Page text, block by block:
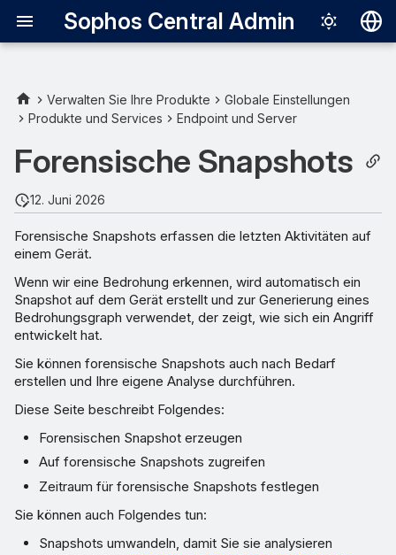
Sophos Central Admin
English
Français
Português
中文（繁體）
Verwalten Sie Ihre Produkte
Globale Einstellungen
Produkte und Services
Endpoint und Server
Forensische Snapshots
12. Juni 2026
Forensische Snapshots erfassen die letzten Aktivitäten auf
einem Gerät.
Wenn wir eine Bedrohung erkennen, wird automatisch ein
Snapshot auf dem Gerät erstellt und zur Generierung eines
Bedrohungsgraph verwendet, der zeigt, wie sich ein Angriff
entwickelt hat.
Sie können forensische Snapshots auch nach Bedarf
erstellen und Ihre eigene Analyse durchführen.
Diese Seite beschreibt Folgendes:
Forensischen Snapshot erzeugen
Auf forensische Snapshots zugreifen
Zeitraum für forensische Snapshots festlegen
Sie können auch Folgendes tun:
Snapshots umwandeln, damit Sie sie analysieren